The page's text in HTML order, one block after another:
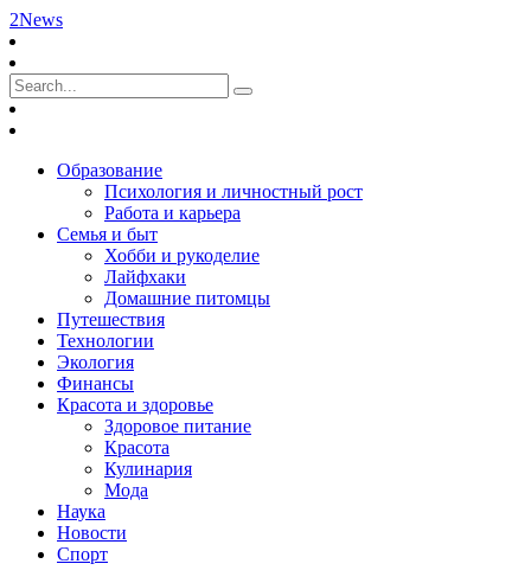
2News
Образование
Психология и личностный рост
Работа и карьера
Семья и быт
Хобби и рукоделие
Лайфхаки
Домашние питомцы
Путешествия
Технологии
Экология
Финансы
Красота и здоровье
Здоровое питание
Красота
Кулинария
Мода
Наука
Новости
Спорт